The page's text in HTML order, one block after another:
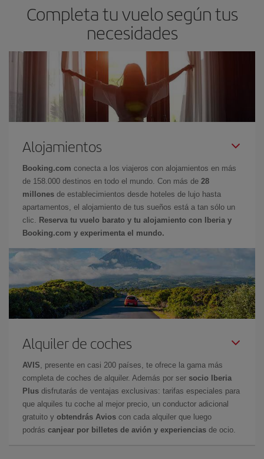
Completa tu vuelo según tus
necesidades
Alojamientos
Booking.com conecta a los viajeros con alojamientos en más
de 158.000 destinos en todo el mundo. Con más de 28
millones de establecimientos desde hoteles de lujo hasta
apartamentos, el alojamiento de tus sueños está a tan sólo un
clic.
Reserva tu vuelo barato y tu alojamiento con Iberia y
Booking.com y experimenta el mundo.
Alquiler de coches
AVIS , presente en casi 200 países, te ofrece la gama más
completa de coches de alquiler. Además por ser socio Iberia
Plus disfrutarás de ventajas exclusivas: tarifas especiales para
que alquiles tu coche al mejor precio, un conductor adicional
gratuito y obtendrás Avios con cada alquiler que luego
podrás canjear por billetes de avión y experiencias de ocio.